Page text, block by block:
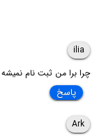
ilia
چرا برا من ثبت نام
پاسخ
Ark